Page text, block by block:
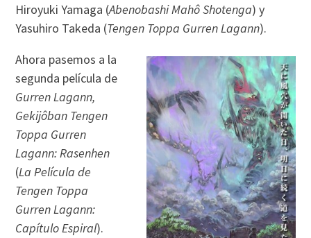
Hiroyuki Yamaga (Abenobashi Mahô Shotenga) y
Yasuhiro Takeda (Tengen Toppa Gurren Lagann).
Ahora pasemos a la
segunda película de
Gurren Lagann,
Gekijôban Tengen
Toppa Gurren
Lagann: Rasenhen
(La Película de
Tengen Toppa
Gurren Lagann:
Capítulo Espiral).